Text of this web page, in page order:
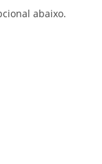
abaixo.